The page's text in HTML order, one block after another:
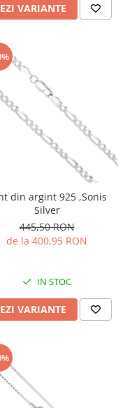
VARIANTE
din argint 925 ,Sonis
Silver
445,50 RON
de la 400,95 RON
IN STOC
VARIANTE